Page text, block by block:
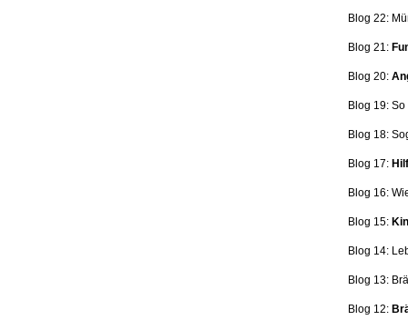
Blog 22:
Blog 21:
Blog 20:
Blog 19:
Blog 18:
Blog 17:
Blog 16:
Blog 15:
Blog 14:
Blog 13:
Blog 12: